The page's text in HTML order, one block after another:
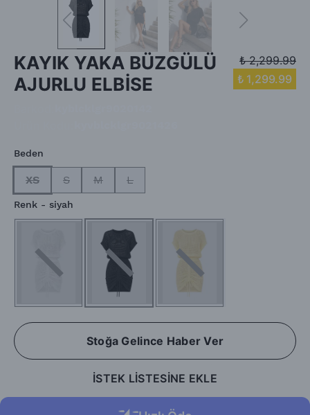
KAYIK YAKA BÜZGÜLÜ
AJURLU ELBİSE
₺ 2,299.99
₺ 1,299.99
Beden
XS S M L
Renk - siyah
Stoğa Gelince Haber Ver
İSTEK LİSTESİNE EKLE